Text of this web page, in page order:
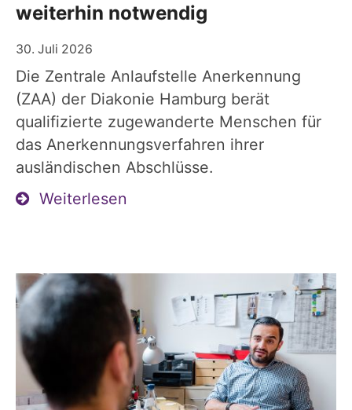
weiterhin notwendig
30. Juli 2026
Die Zentrale Anlaufstelle Anerkennung
(ZAA) der Diakonie Hamburg berät
qualifizierte zugewanderte Menschen für
das Anerkennungsverfahren ihrer
ausländischen Abschlüsse.
Weiterlesen